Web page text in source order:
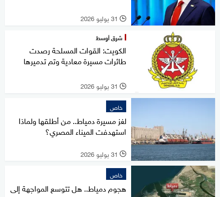
l 31 يوليو 2026
شرق أوسط
الكويت: القوات المسلحة رصدت
طائرات مسيرة معادية وتم تدميرها
l 31 يوليو 2026
خاص
لغز مسيرة دمياط.. من أطلقها ولماذا
استهدفت الميناء المصري؟
l 31 يوليو 2026
خاص
هجوم دمياط.. هل تتوسع المواجهة إلى